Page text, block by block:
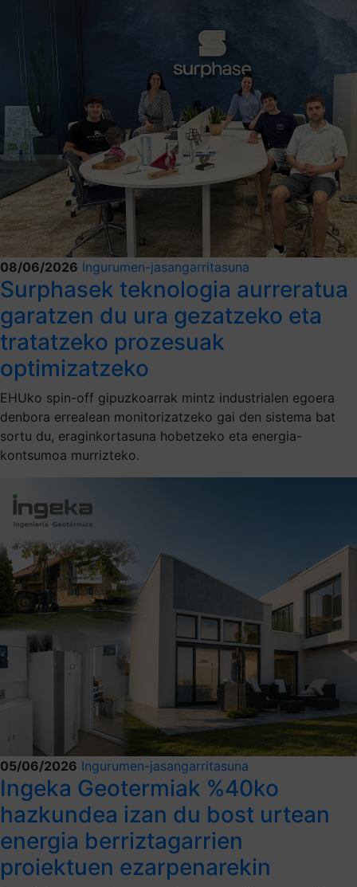
08/06/2026 Ingurumen-jasangarritasuna
Surphasek teknologia aurreratua
garatzen du ura gezatzeko eta
tratatzeko prozesuak
optimizatzeko
EHUko spin-off gipuzkoarrak mintz industrialen egoera
denbora errealean monitorizatzeko gai den sistema bat
sortu du, eraginkortasuna hobetzeko eta energia-
kontsumoa murrizteko.
05/06/2026 Ingurumen-jasangarritasuna
Ingeka Geotermiak %40ko
hazkundea izan du bost urtean
energia berriztagarrien
proiektuen ezarpenarekin